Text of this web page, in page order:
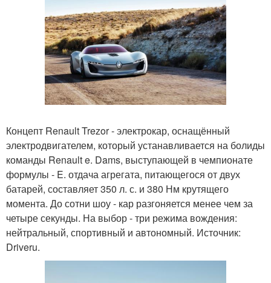
Концепт Renault Trezor - электрокар, оснащённый
электродвигателем, который устанавливается на болиды
команды Renault e. Dams, выступающей в чемпионате
формулы - E. отдача агрегата, питающегося от двух
батарей, составляет 350 л. с. и 380 Нм крутящего
момента. До сотни шоу - кар разгоняется менее чем за
четыре секунды. На выбор - три режима вождения:
нейтральный, спортивный и автономный. Источник:
Driveru.